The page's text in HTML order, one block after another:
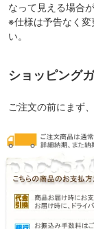
なって見える場合
※仕様は予告なく変
い。
ショッピング
ご注文の前にまず